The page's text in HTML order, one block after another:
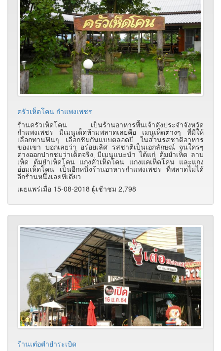
ครัวเห็ดโคน กำแพงเพชร
ร้านครัวเห็ดโคน เป็นร้านอาหารพื้นเจ้าดังประจำจังหวัด
กำแพงเพชร มีเมนูเด็ดห้ามพลาดเลยคือ เมนูเห็ดต่างๆ ที่มีให้
เลือกทานฟินๆ เลือกชิมกันแบบตลอดปี ในส่วนรสชาติอาหาร
ของเขา บอกเลยว่า อร่อยเลิศ รสชาติเป็นเอกลักษณ์ จนใครๆ
ต่างออกปากชมว่าเด็ดจริง มีเมนูแนะนำ ได้แก่ ต้มยำเห็ด ลาบ
เห็ด ต้มยำเห็ดโคน แกงคั่วเห็ดโคน แกงแคเห็ดโคน และแกง
อ่อมเห็ดโคน เป็นอีกหนึ่งร้านอาหารกำแพงเพชร ที่พลาดไม่ได้
อีกร้านหนึ่งเลยทีเดียว
เผยแพร่เมื่อ 15-08-2018 ผู้เช้าชม 2,798
ร้านเต๋อตำยำระเบิด